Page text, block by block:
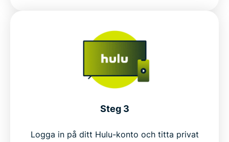
Steg 3
Logga in på ditt Hulu-konto och titta privat